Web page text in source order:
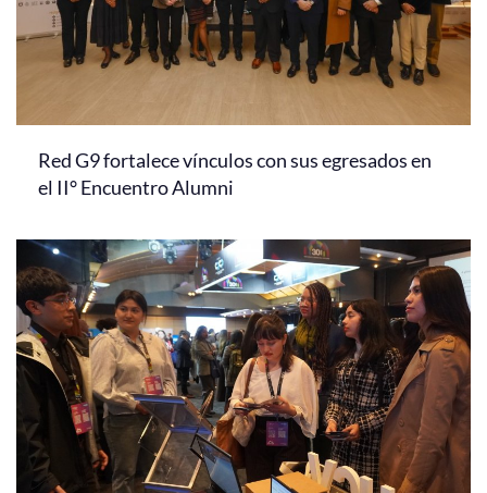
Red G9 fortalece vínculos con sus egresados en
el II° Encuentro Alumni